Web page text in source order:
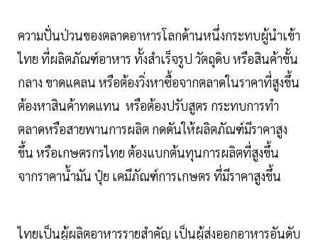
ความปั่นป่วนของตลาดอาหารโลกด้านหนึ่งกระทบผู้นำเข้า
ไทย ที่ผลิตภัณฑ์อาหาร ทั้งสำเร็จรูป วัตถุดิบ หรือสินค้าขั้น
กลาง ขาดแคลน หรือต้องวิ่งหาซื้อจากตลาดในราคาที่สูงขึ้น
ต้องหาสินค้าทดแทน หรือต้องปรับสูตร กระทบการทำ
ตลาดหรือสายพานการผลิต กดดันให้ผลิตภัณฑ์มีราคาสูง
ขึ้น หรือเกษตรกรไทย ต้องแบกต้นทุนการผลิตที่สูงขึ้น
จากราคาน้ำมัน ปุ๋ย เคมีภัณฑ์การเกษตร ที่มีราคาสูงขึ้น
ไทยเป็นผู้ผลิตอาหารรายสำคัญ เป็นผู้ส่งออกอาหารอันดับ